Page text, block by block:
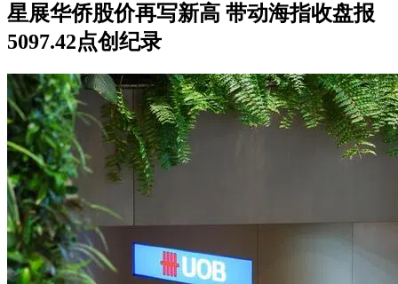
星展华侨股价再写新高 带动海指收盘报
5097.42点创纪录